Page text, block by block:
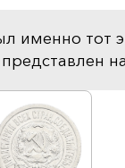
именно тот